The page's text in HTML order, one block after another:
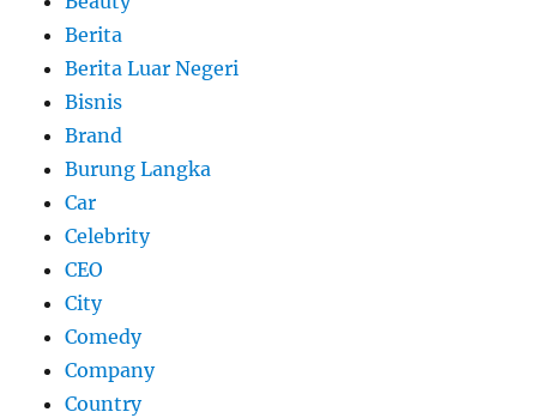
Berita
Berita Luar Negeri
Bisnis
Brand
Burung Langka
Car
Celebrity
CEO
City
Comedy
Company
Country